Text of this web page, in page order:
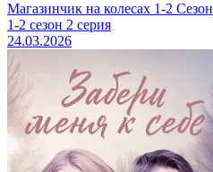
Магазинчик на колесах 1-2 Сезон
1-2 сезон 2 серия
24.03.2026